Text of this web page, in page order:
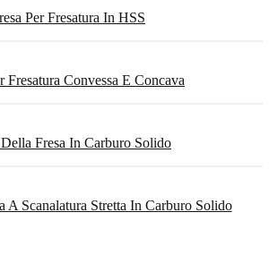
Per Fresatura In HSS
Fresatura Convessa E Concava
Fresa In Carburo Solido
A Scanalatura Stretta In Carburo Solido